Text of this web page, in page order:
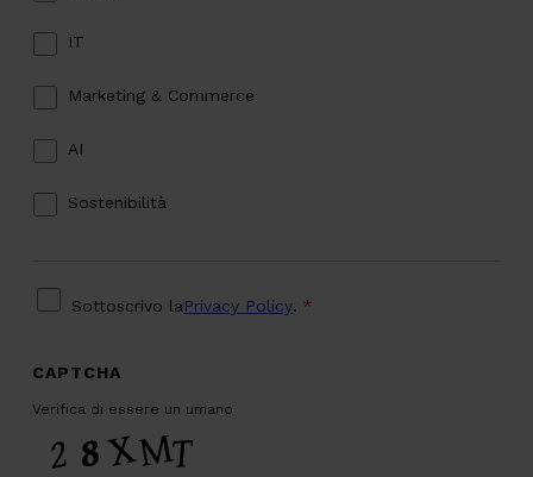
IT
Marketing & Commerce
AI
Sostenibilità
Sottoscrivo laPrivacy Policy. *
CAPTCHA
Verifica di essere un umano